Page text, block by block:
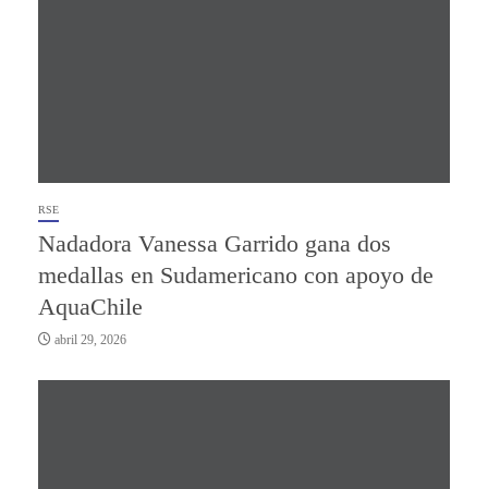
RSE
Nadadora Vanessa Garrido gana dos
medallas en Sudamericano con apoyo de
AquaChile
abril 29, 2026